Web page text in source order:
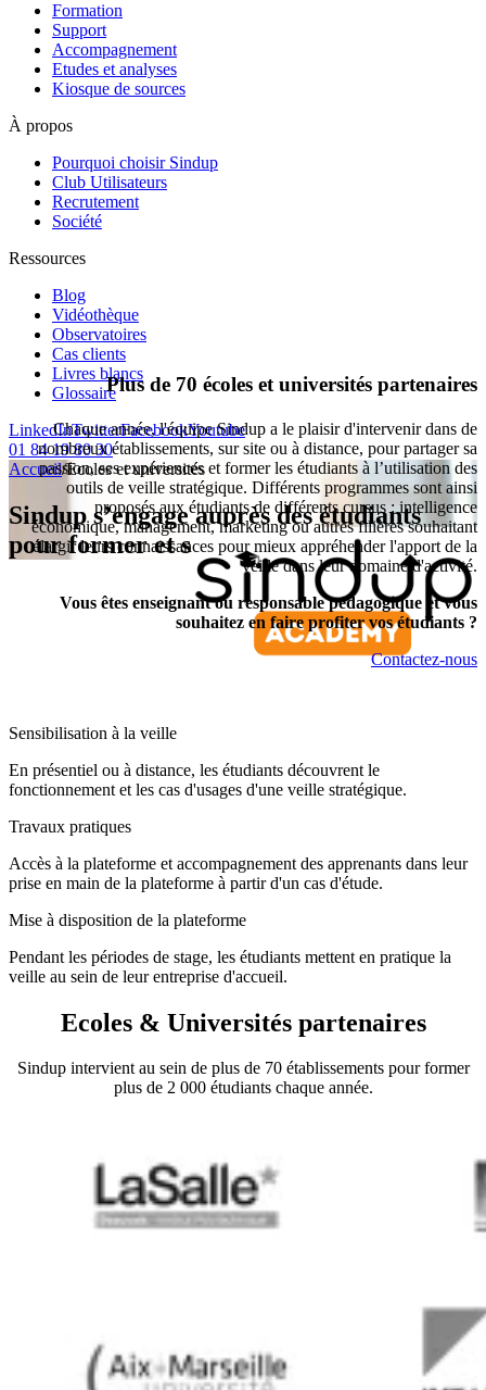
Formation
Support
Accompagnement
Etudes et analyses
Kiosque de sources
À propos
Pourquoi choisir Sindup
Club Utilisateurs
Recrutement
Société
Ressources
Blog
Vidéothèque
Observatoires
Cas clients
Livres blancs
Glossaire
LinkedInTwitterFacebookYoutube
01 84 19 80 30
Accueil/Ecoles et universités
Sindup s’engage auprès des étudiants
pour former et sensibiliser à la veille
Plus de 70 écoles et universités partenaires
Chaque année, l'équipe Sindup a le plaisir d'intervenir dans de
nombreux établissements, sur site ou à distance, pour partager sa
passion, ses expériences et former les étudiants à l’utilisation des
outils de veille stratégique. Différents programmes sont ainsi
proposés aux étudiants de différents cursus : intelligence
économique, management, marketing ou autres filières souhaitant
élargir leurs connaissances pour mieux appréhender l'apport de la
veille dans leur domaine d'activité.
Vous êtes enseignant ou responsable pédagogique et vous
souhaitez en faire profiter vos étudiants ?
Contactez-nous
Sensibilisation à la veille
En présentiel ou à distance, les étudiants découvrent le
fonctionnement et les cas d'usages d'une veille stratégique.
Travaux pratiques
Accès à la plateforme et accompagnement des apprenants dans leur
prise en main de la plateforme à partir d'un cas d'étude.
Mise à disposition de la plateforme
Pendant les périodes de stage, les étudiants mettent en pratique la
veille au sein de leur entreprise d'accueil.
Ecoles & Universités partenaires
Sindup intervient au sein de plus de 70 établissements pour former
plus de 2 000 étudiants chaque année.